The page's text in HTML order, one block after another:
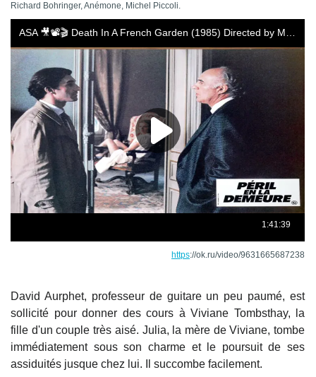
Richard Bohringer, Anémone, Michel Piccoli.
https://ok.ru/video/9631665687238
David Aurphet, professeur de guitare un peu paumé, est
sollicité pour donner des cours à Viviane Tombsthay, la
fille d'un couple très aisé. Julia, la mère de Viviane, tombe
immédiatement sous son charme et le poursuit de ses
assiduités jusque chez lui. Il succombe facilement.